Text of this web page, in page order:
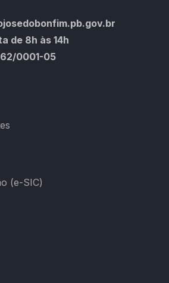
de 8h às 14h
0001-05
(e-SIC)